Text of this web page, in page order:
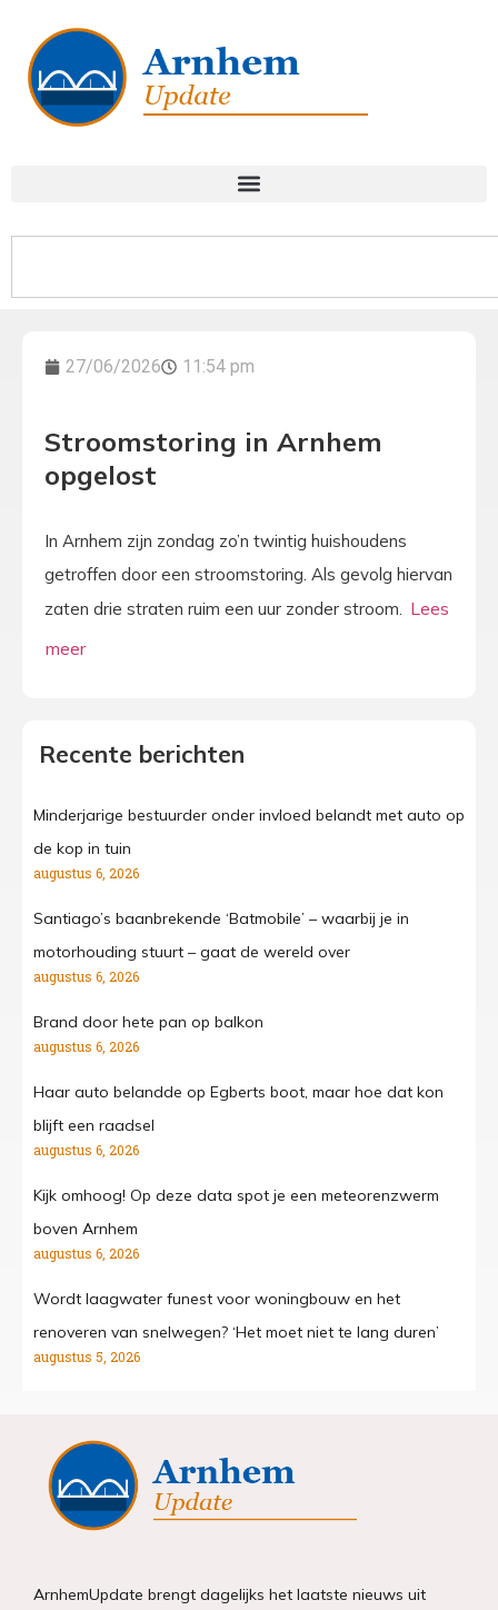
27/06/2026 11:54 pm
Stroomstoring in Arnhem
opgelost
In Arnhem zijn zondag zo’n twintig huishoudens
getroffen door een stroomstoring. Als gevolg hiervan
zaten drie straten ruim een uur zonder stroom.
Recente berichten
Minderjarige bestuurder onder invloed belandt met auto op
de kop in tuin
augustus 6, 2026
Santiago’s baanbrekende ‘Batmobile’ – waarbij je in
motorhouding stuurt – gaat de wereld over
augustus 6, 2026
Brand door hete pan op balkon
augustus 6, 2026
Haar auto belandde op Egberts boot, maar hoe dat kon
blijft een raadsel
augustus 6, 2026
Kijk omhoog! Op deze data spot je een meteorenzwerm
boven Arnhem
augustus 6, 2026
Wordt laagwater funest voor woningbouw en het
renoveren van snelwegen? ‘Het moet niet te lang duren’
augustus 5, 2026
ArnhemUpdate brengt dagelijks het laatste nieuws uit